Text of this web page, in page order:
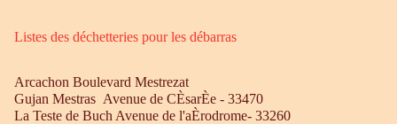
Listes des déchetteries pour les débarras
Arcachon Boulevard Mestrezat
Gujan Mestras Avenue de CÈsarÈe - 33470
La Teste de Buch Avenue de l'aÈrodrome- 33260